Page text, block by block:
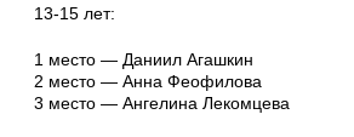
13-15 лет:
1 место — Даниил Агашкин
2 место — Анна Феофилова
3 место — Ангелина Лекомцева